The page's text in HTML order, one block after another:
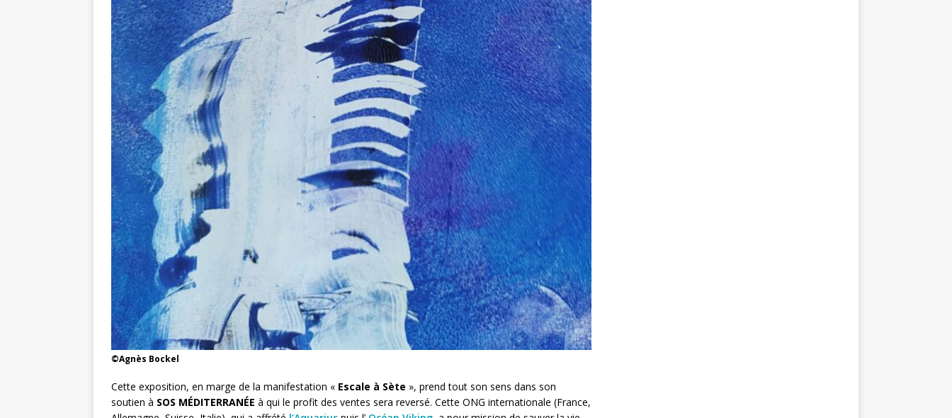
©Agnès Bockel
Cette exposition, en marge de la manifestation « Escale à Sète », prend tout son sens dans son
soutien à SOS MÉDITERRANÉE à qui le profit des ventes sera reversé. Cette ONG internationale (France,